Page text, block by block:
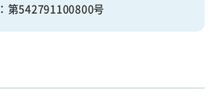
：第542791100800号